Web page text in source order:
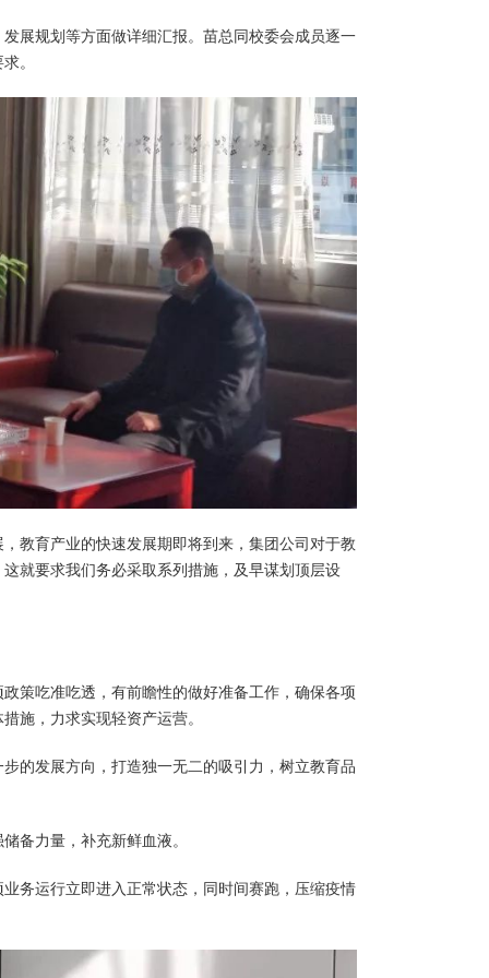
展规划等方面做详细汇报。苗总同校委会成员逐一
。
教育产业的快速发展期即将到来，集团公司对于教
就要求我们务必采取系列措施，及早谋划顶层设
策吃准吃透，有前瞻性的做好准备工作，确保各项
施，力求实现轻资产运营。
的发展方向，打造独一无二的吸引力，树立教育品
备力量，补充新鲜血液。
务运行立即进入正常状态，同时间赛跑，压缩疫情